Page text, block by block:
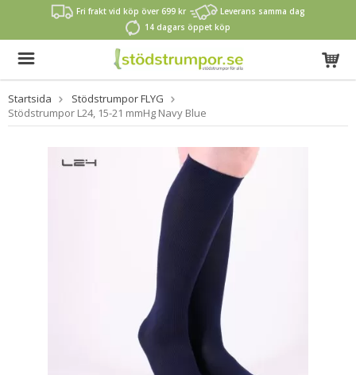
Fri frakt vid köp över 699 kr
Leverans samma dag
14 dagars öppet köp
Startsida
Stödstrumpor FLYG
Stödstrumpor L24, 15-21 mmHg Navy Blue